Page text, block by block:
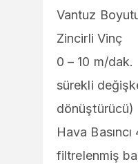
Vantuz
Zincirli Vinç
0 – 10 m/dak.
sürekli
dönüştürücü)
Hava
filtrelenmiş